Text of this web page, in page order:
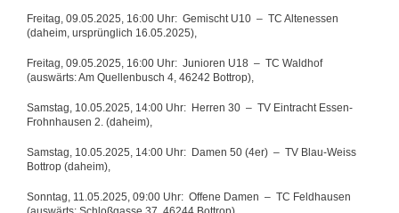
Freitag, 09.05.2025, 16:00 Uhr: Gemischt U10 – TC Altenessen
(daheim, ursprünglich 16.05.2025),
Freitag, 09.05.2025, 16:00 Uhr: Junioren U18 – TC Waldhof
(auswärts: Am Quellenbusch 4, 46242 Bottrop),
Samstag, 10.05.2025, 14:00 Uhr: Herren 30 – TV Eintracht Essen-
Frohnhausen 2. (daheim),
Samstag, 10.05.2025, 14:00 Uhr: Damen 50 (4er) – TV Blau-Weiss
Bottrop (daheim),
Sonntag, 11.05.2025, 09:00 Uhr: Offene Damen – TC Feldhausen